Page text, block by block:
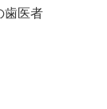
医者